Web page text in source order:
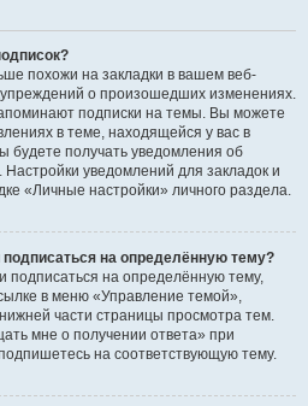
похожи на закладки в вашем веб-
о произошедших изменениях.
подписки на темы. Вы можете
в теме, находящейся у вас в
будете получать уведомления об
уведомлений для закладок и
«Личные настройки» личного раздела.
на определённую тему?
подписаться на определённую тему,
в меню «Управление темой»,
части страницы просмотра тем.
мне о получении ответа» при
на соответствующую тему.